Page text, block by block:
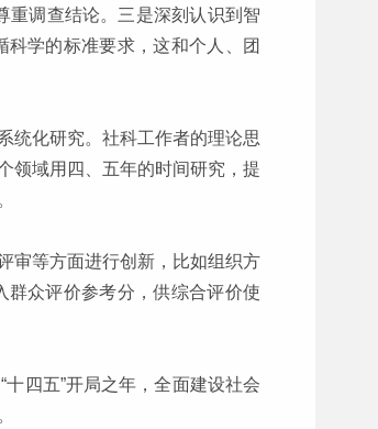
重调查结论。三是深刻认识到智
学的标准要求，这和个人、团
统化研究。社科工作者的理论思
领域用四、五年的时间研究，提
审等方面进行创新，比如组织方
众评价参考分，供综合评价使
十四五”开局之年，全面建设社会